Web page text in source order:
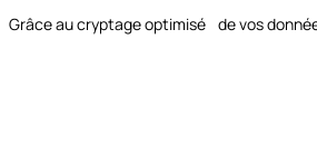
Grâce au cryptage optimisé de vos